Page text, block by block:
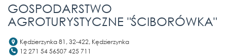
GOSPODARSTWO
AGROTURYSTYCZNE "ŚCIBORÓWKA"
Kędzierzynka 81, 32-422, Kędzierzynka
12 271 54 56507 425 711